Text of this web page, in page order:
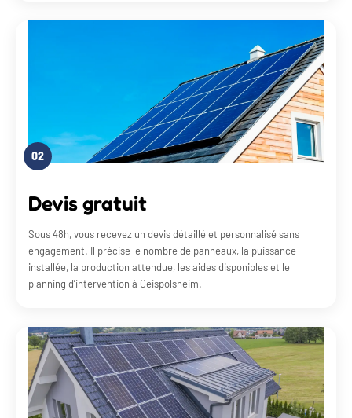
02
Devis gratuit
Sous 48h, vous recevez un devis détaillé et personnalisé sans
engagement. Il précise le nombre de panneaux, la puissance
installée, la production attendue, les aides disponibles et le
planning d’intervention à Geispolsheim.